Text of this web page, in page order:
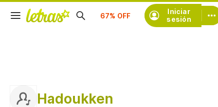
Iniciar
sesión
Suscríbete
Hadoukken